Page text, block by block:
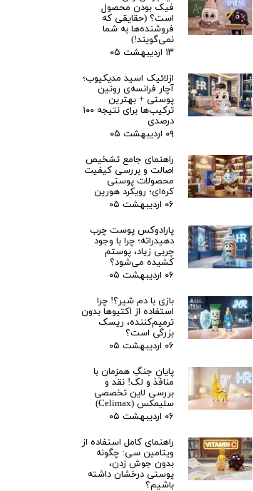
فیک بودن محصول
است؟ (حقایقی که
فروشنده‌ها به شما
نمی‌گویند!) ‌
۱۳ اردیبهشت ۰۵
ازلائیک اسید مدیکیوب؛
آچار فرانسه‌ی روتین
پوستی + بهترین
ترکیب‌ها برای نتیجه ۱۰۰
درصدی
۰۹ اردیبهشت ۰۵
راهنمای جامع تشخیص
اصالت و بررسی کیفیت
محصولات پوستی
کره‌ای؛ رویکرد هورین‌
۰۶ اردیبهشت ۰۵
پارادوکس پوست چرب
دهیدراته؛ چرا با وجود
چربی زیاد، پوستم
کشیده می‌شود؟ ‌
۰۶ اردیبهشت ۰۵
بازی با دم شیر؟! چرا
استفاده از اکتیوها بدون
ترمیم‌کننده، ریسک
بزرگی است؟
۰۶ اردیبهشت ۰۵
پایانِ جنگِ همزمان با
منافذ و لک! نقد و
بررسی لاین تخصصی
سلیمکس (Celimax) ‌
۰۶ اردیبهشت ۰۵
راهنمای کامل استفاده از
ویتامین سی: چگونه
بدون جوش زدن،
پوستی درخشان داشته
باشیم؟